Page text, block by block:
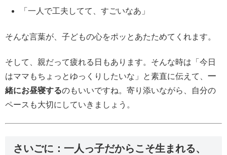
「一人で工夫してて、すごいなあ」
そんな言葉が、子どもの心をポッとあたためてくれます。
そして、親だって疲れる日もあります。そんな時は「今日
はママもちょっとゆっくりしたいな」と素直に伝えて、 一
緒にお昼寝するのもいいですね。寄り添いながら、自分の
ペースも大切にしていきましょう。
さいごに：一人っ子だからこそ生まれる、